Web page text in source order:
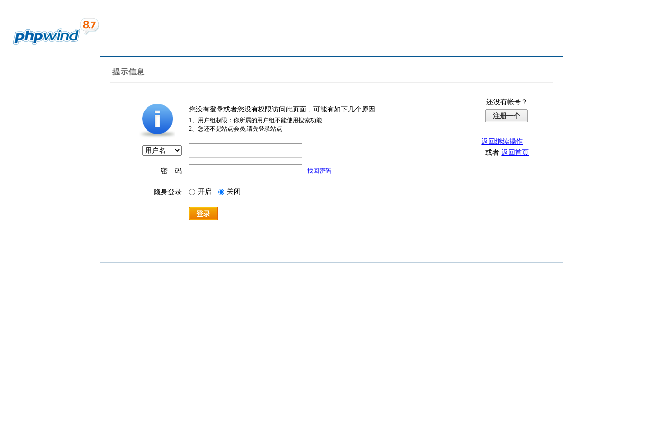
提示信息
您没有登录或者您没有权限访问此页面，可能有如下几个原因
1、用户组权限：你所属的用户组不能使用搜索功能
2、您还不是站点会员,请先登录站点
密 码 找回密码
隐身登录 开启 关闭
登录
还没有帐号？
注册一个
返回继续操作
或者返回首页